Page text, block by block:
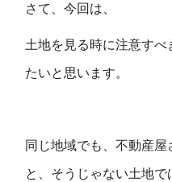
さて、今回は、
土地を見る時に注意すべ
たいと思います。
同じ地域でも、不動産
と、そうじゃない土地で